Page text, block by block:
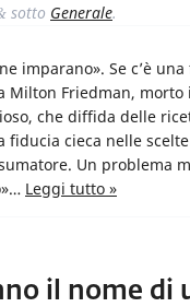
sotto Generale.
imparano». Se c’è
Milton Friedman,
che diffida delle
cieca nelle
Un problema
Leggi tutto »
il nome di